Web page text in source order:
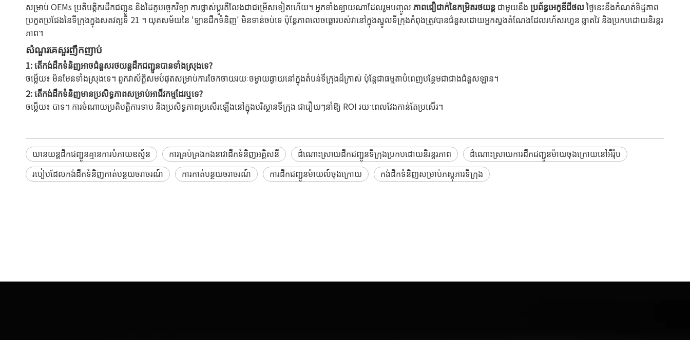
សម្រាប់ OEMs ប្រតិបត្តិករដឹកជញ្ជូន និងដៃគូបច្ចេកវិទ្យា ការផ្លាស់ប្តូរគឺលែងជាជម្រើសទៀតហើយ។ អ្នកទាំងឡាយណាដែលរួមបញ្ចូល ភាពជឿជាក់នៃកម្រិតរថយន្ត ជាមួយនឹង ប្រព័ន្ធអេកូឌីជីថលថ្ងៃនេះនឹងកំណត់ទិដ្ឋភាព
ប្រកួតប្រជែងនៃទីក្រុងក្នុងសតវត្សទី 21 ។ យុគសម័យនៃ 'ឡានដឹកទំនិញ' មិនទាន់ចប់ទេ ប៉ុន្តែភាពលេចធ្លោរបស់វានៅក្នុងស្នូលទីក្រុងកំពុងត្រូវបានជំនួសដោយអ្នកស្នងតំណែងដែលរហ័សរហួន ឆ្លាតវៃ និងប្រកបដោយនិរន្តរ
ភាព។
សំណួរគេសួរញឹកញាប់
1: តើកង់ដឹកទំនិញអាចជំនួសរថយន្តដឹកជញ្ជូនបានទាំងស្រុងទេ?
ចម្លើយ៖ មិនមែនទាំងស្រុងទេ។ ពួកវាស័ក្តិសមបំផុតសម្រាប់ការចែកចាយរយៈចម្ងាយឆ្ងាយនៅក្នុងតំបន់ទីក្រុងដ៏ក្រាស់ ប៉ុន្តែជាធម្មតាបំពេញបន្ថែមជាជាងជំនួសឡាន។
2: តើកង់ដឹកទំនិញមានប្រសិទ្ធភាពសម្រាប់អាជីវកម្មដែរឬទេ?
ចម្លើយ៖ បាទ។ ការចំណាយប្រតិបត្តិការទាប និងប្រសិទ្ធភាពប្រសើរឡើងនៅក្នុងបរិស្ថានទីក្រុង ជារឿយៗនាំឱ្យ ROI រយៈពេលវែងកាន់តែប្រសើរ។
យានយន្តដឹកជញ្ជូនគ្មានការបំភាយឧស្ម័ន ការគ្រប់គ្រងកងនាវាដឹកទំនិញអគ្គិសនី ដំណោះស្រាយដឹកជញ្ជូនទីក្រុងប្រកបដោយនិរន្តរភាព
ដំណោះស្រាយការដឹកជញ្ជូនម៉ាយចុងក្រោយនៅអឺរ៉ុប
របៀបដែលកង់ដឹកទំនិញកាត់បន្ថយចរាចរណ៍
ការកាត់បន្ថយចរាចរណ៍ ការដឹកជញ្ជូនម៉ាយល៍ចុងក្រោយ កង់ដឹកទំនិញសម្រាប់ភស្តុភារទីក្រុង